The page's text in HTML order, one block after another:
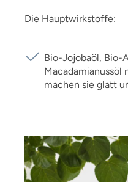
Die Hauptwirkstoffe:
Bio-Jojobaöl, Bio-
Macadamianussöl
machen sie glatt